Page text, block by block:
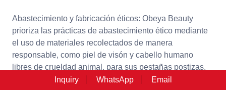
Abastecimiento y fabricación éticos: Obeya Beauty
prioriza las prácticas de abastecimiento ético mediante
el uso de materiales recolectados de manera
responsable, como piel de visón y cabello humano
libres de crueldad animal, para sus pestañas postizas.
Estos materiales se obtienen mediante métodos
Inquiry WhatsApp Email